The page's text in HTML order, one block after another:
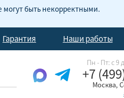
могут быть некорректными.
Гарантия Наши работы
Пн - Пт: с 9
+7
Москва,